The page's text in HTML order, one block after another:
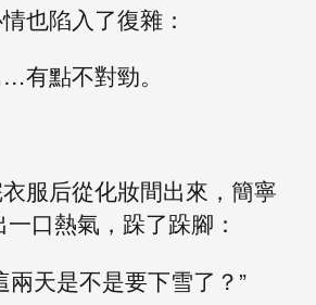
也陷入了復雜：
點不對勁。
服后從化妝間出來，簡寧
口熱氣，跺了跺腳：
兩天是不是要下雪了？”